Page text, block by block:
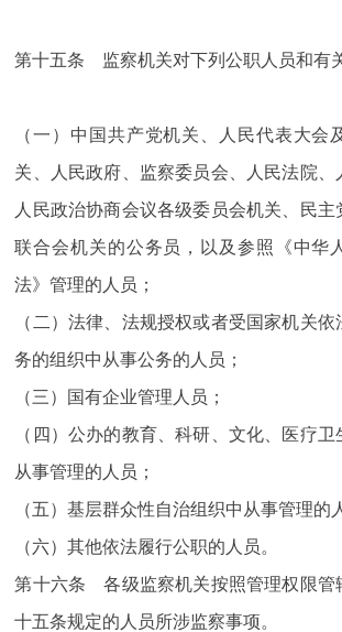
第十五条 监察机关对下列公职人员和有
（一）中国共产党机关、人民代表大会
关、人民政府、监察委员会、人民法院、
人民政治协商会议各级委员会机关、民主
联合会机关的公务员，以及参照《中华
法》管理的人员；
（二）法律、法规授权或者受国家机关
务的组织中从事公务的人员；
（三）国有企业管理人员；
（四）公办的教育、科研、文化、医疗
从事管理的人员；
（五）基层群众性自治组织中从事管理的
（六）其他依法履行公职的人员。
第十六条 各级监察机关按照管理权限管
十五条规定的人员所涉监察事项。